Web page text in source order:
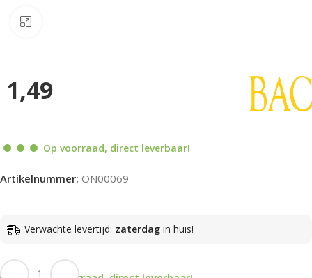
1,49
Op voorraad, direct leverbaar!
Artikelnummer: ON00069
Verwachte levertijd: zaterdag in huis!